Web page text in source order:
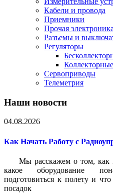
Кабели и провода
Приемники
Прочая электроника
Разъемы и
Регуляторы
Коллекторные
Сервоприводы
Телеметрия
Наши новости
04.08.2026
Как Начать Работу с
Мы расскажем о том, как
какое оборудование
подготовиться к полету и
посадок